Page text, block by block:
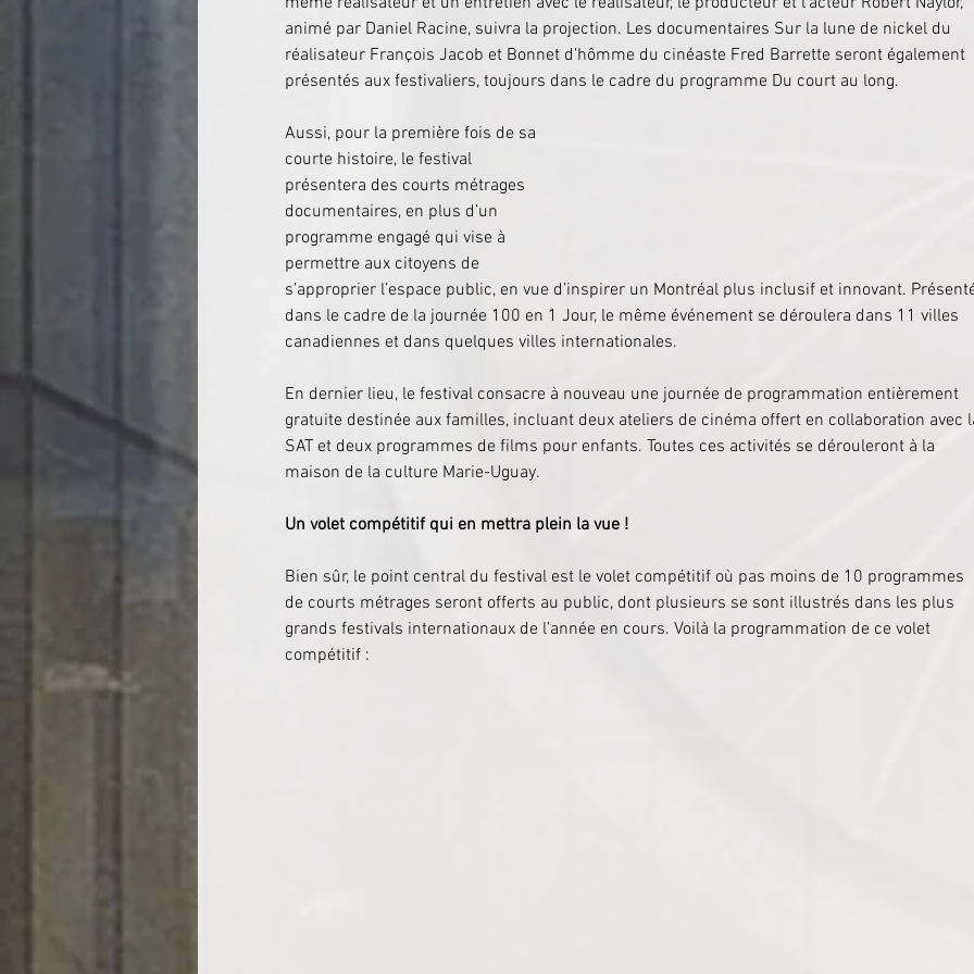
animé par Daniel Racine, suivra la projection. Les documentaires Sur la lune de nickel du
réalisateur François Jacob et Bonnet d’hômme du cinéaste Fred Barrette seront également
présentés aux festivaliers, toujours dans le cadre du programme Du court au long.
Aussi, pour la première fois de sa
courte histoire, le festival
présentera des courts métrages
documentaires, en plus d’un
programme engagé qui vise à
permettre aux citoyens de
s’approprier l’espace public, en vue d’inspirer un Montréal plus inclusif et innovant.
dans le cadre de la journée 100 en 1 Jour, le même événement se déroulera dans 11 villes
canadiennes et dans quelques villes internationales.
En dernier lieu, le festival consacre à nouveau une journée de programmation entièrement
gratuite destinée aux familles, incluant deux ateliers de cinéma offert en collaboration avec
SAT et deux programmes de films pour enfants. Toutes ces activités se dérouleront à la
maison de la culture Marie-Uguay.
Un volet compétitif qui en mettra plein la vue !
Bien sûr, le point central du festival est le volet compétitif où pas moins de 10 programmes
de courts métrages seront offerts au public, dont plusieurs se sont illustrés dans les plus
grands festivals internationaux de l’année en cours. Voilà la programmation de ce volet
compétitif :